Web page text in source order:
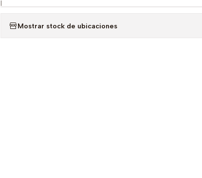
|
Mostrar stock de ubicaciones